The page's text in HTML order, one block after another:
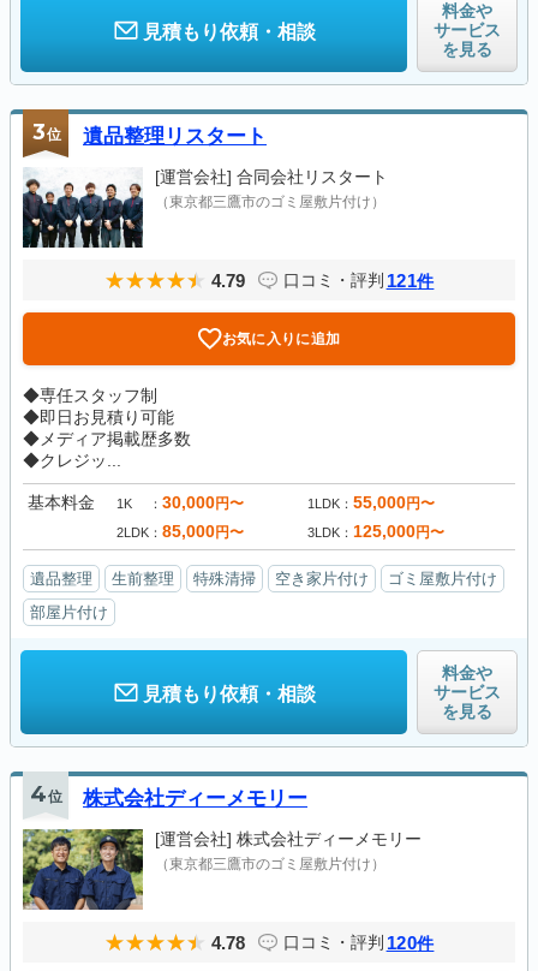
見積もり依頼・相談
料金や
サービス
を見る
3位 遺品整理リスタート
[運営会社] 合同会社リスタート
（東京都三鷹市のゴミ屋敷片付け）
4.79 口コミ・評判 121件
お気に入りに追加
◆専任スタッフ制
◆即日お見積り可能
◆メディア掲載歴多数
◆クレジッ...
基本料金 1K 30,000円〜 1LDK 55,000円〜
2LDK 85,000円〜 3LDK 125,000円〜
遺品整理 生前整理 特殊清掃 空き家片付け
ゴミ屋敷片付け
部屋片付け
見積もり依頼・相談
料金や
サービス
を見る
4位 株式会社ディーメモリー
[運営会社] 株式会社ディーメモリー
（東京都三鷹市のゴミ屋敷片付け）
4.78 口コミ・評判 120件